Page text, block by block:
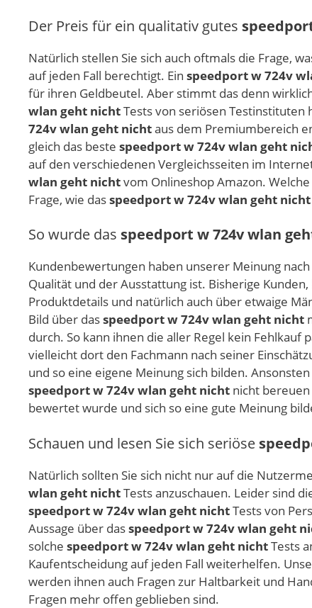
Der Preis für ein qualitativ gutes
Natürlich stellen Sie sich auch oftmals die Frage,
auf jeden Fall berechtigt. Ein speedport w 724v
für ihren Geldbeutel. Aber stimmt das denn
wlan geht nichtTests von seriösen Testinstituten
724v wlan geht nichtaus dem Premiumbereich
gleich das beste speedport w 724v wlan geht
auf den verschiedenen Vergleichsseiten im
wlan geht nichtvom Onlineshop Amazon.
Frage, wie dasspeedport w 724v wlan geht nicht
So wurde das speedport w 724v wlan
Kundenbewertungen haben unserer Meinung
Qualität und der Ausstattung ist. Bisherige
Produktdetails und natürlich auch über etwaige
Bild über dasspeedport w 724v wlan geht nicht
durch. So kann ihnen die aller Regel kein
vielleicht dort den Fachmann nach seiner
und so eine eigene Meinung sich bilden.
speedport w 724v wlan geht nicht nicht bereuen
bewertet wurde und sich so eine gute Meinung
Schauen und lesen Sie sich seriöse
Natürlich sollten Sie sich nicht nur auf die
wlan geht nichtTests anzuschauen. Leider sind
speedport w 724v wlan geht nichtTests von
Aussage über dasspeedport w 724v wlan geht
solche speedport w 724v wlan geht nichtTests
Kaufentscheidung auf jeden Fall weiterhelfen.
werden ihnen auch Fragen zur Haltbarkeit und
Fragen mehr offen geblieben sind.